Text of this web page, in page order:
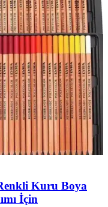
Kuru Boya
İçin